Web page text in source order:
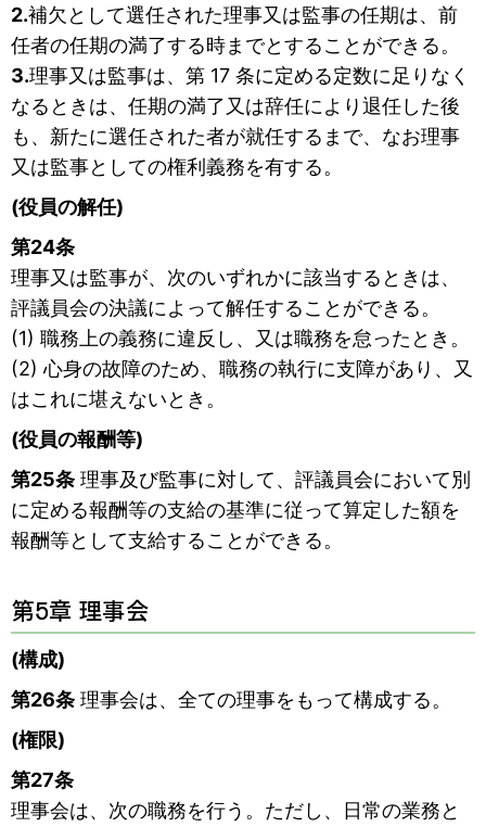
2.補欠として選任された理事又は監事の任期は、前
任者の任期の満了する時までとすることができる。
3.理事又は監事は、第 17 条に定める定数に足りなく
なるときは、任期の満了又は辞任により退任した後
も、新たに選任された者が就任するまで、なお理事
又は監事としての権利義務を有する。
(役員の解任)
第24条
理事又は監事が、次のいずれかに該当するときは、
評議員会の決議によって解任することができる。
(1) 職務上の義務に違反し、又は職務を怠ったとき。
(2) 心身の故障のため、職務の執行に支障があり、又
はこれに堪えないとき。
(役員の報酬等)
第25条 理事及び監事に対して、評議員会において別
に定める報酬等の支給の基準に従って算定した額を
報酬等として支給することができる。
第5章 理事会
(構成)
第26条 理事会は、全ての理事をもって構成する。
(権限)
第27条
理事会は、次の職務を行う。ただし、日常の業務と